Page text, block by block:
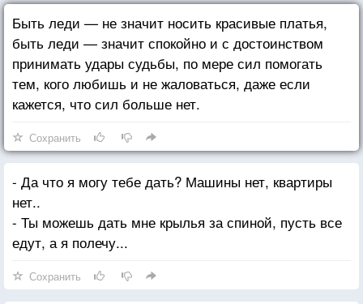
Быть леди — не значит носить красивые платья,
быть леди — значит спокойно и с достоинством
принимать удары судьбы, по мере сил помогать
тем, кого любишь и не жаловаться, даже если
кажется, что сил больше нет.
Сохранить
- Да что я могу тебе дать? Машины нет, квартиры
нет..
- Ты можешь дать мне крылья за спиной, пусть все
едут, а я полечу...
Сохранить